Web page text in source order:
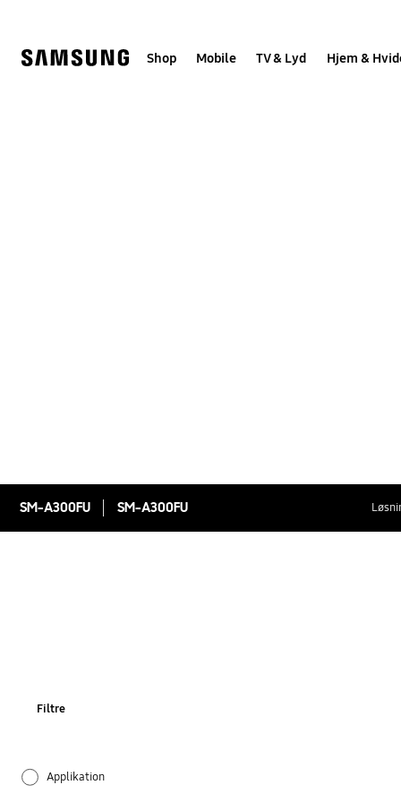
Shop Mobile TV & Lyd Hjem &
SM-A300FU SM-A300FU
Filtre
Applikation